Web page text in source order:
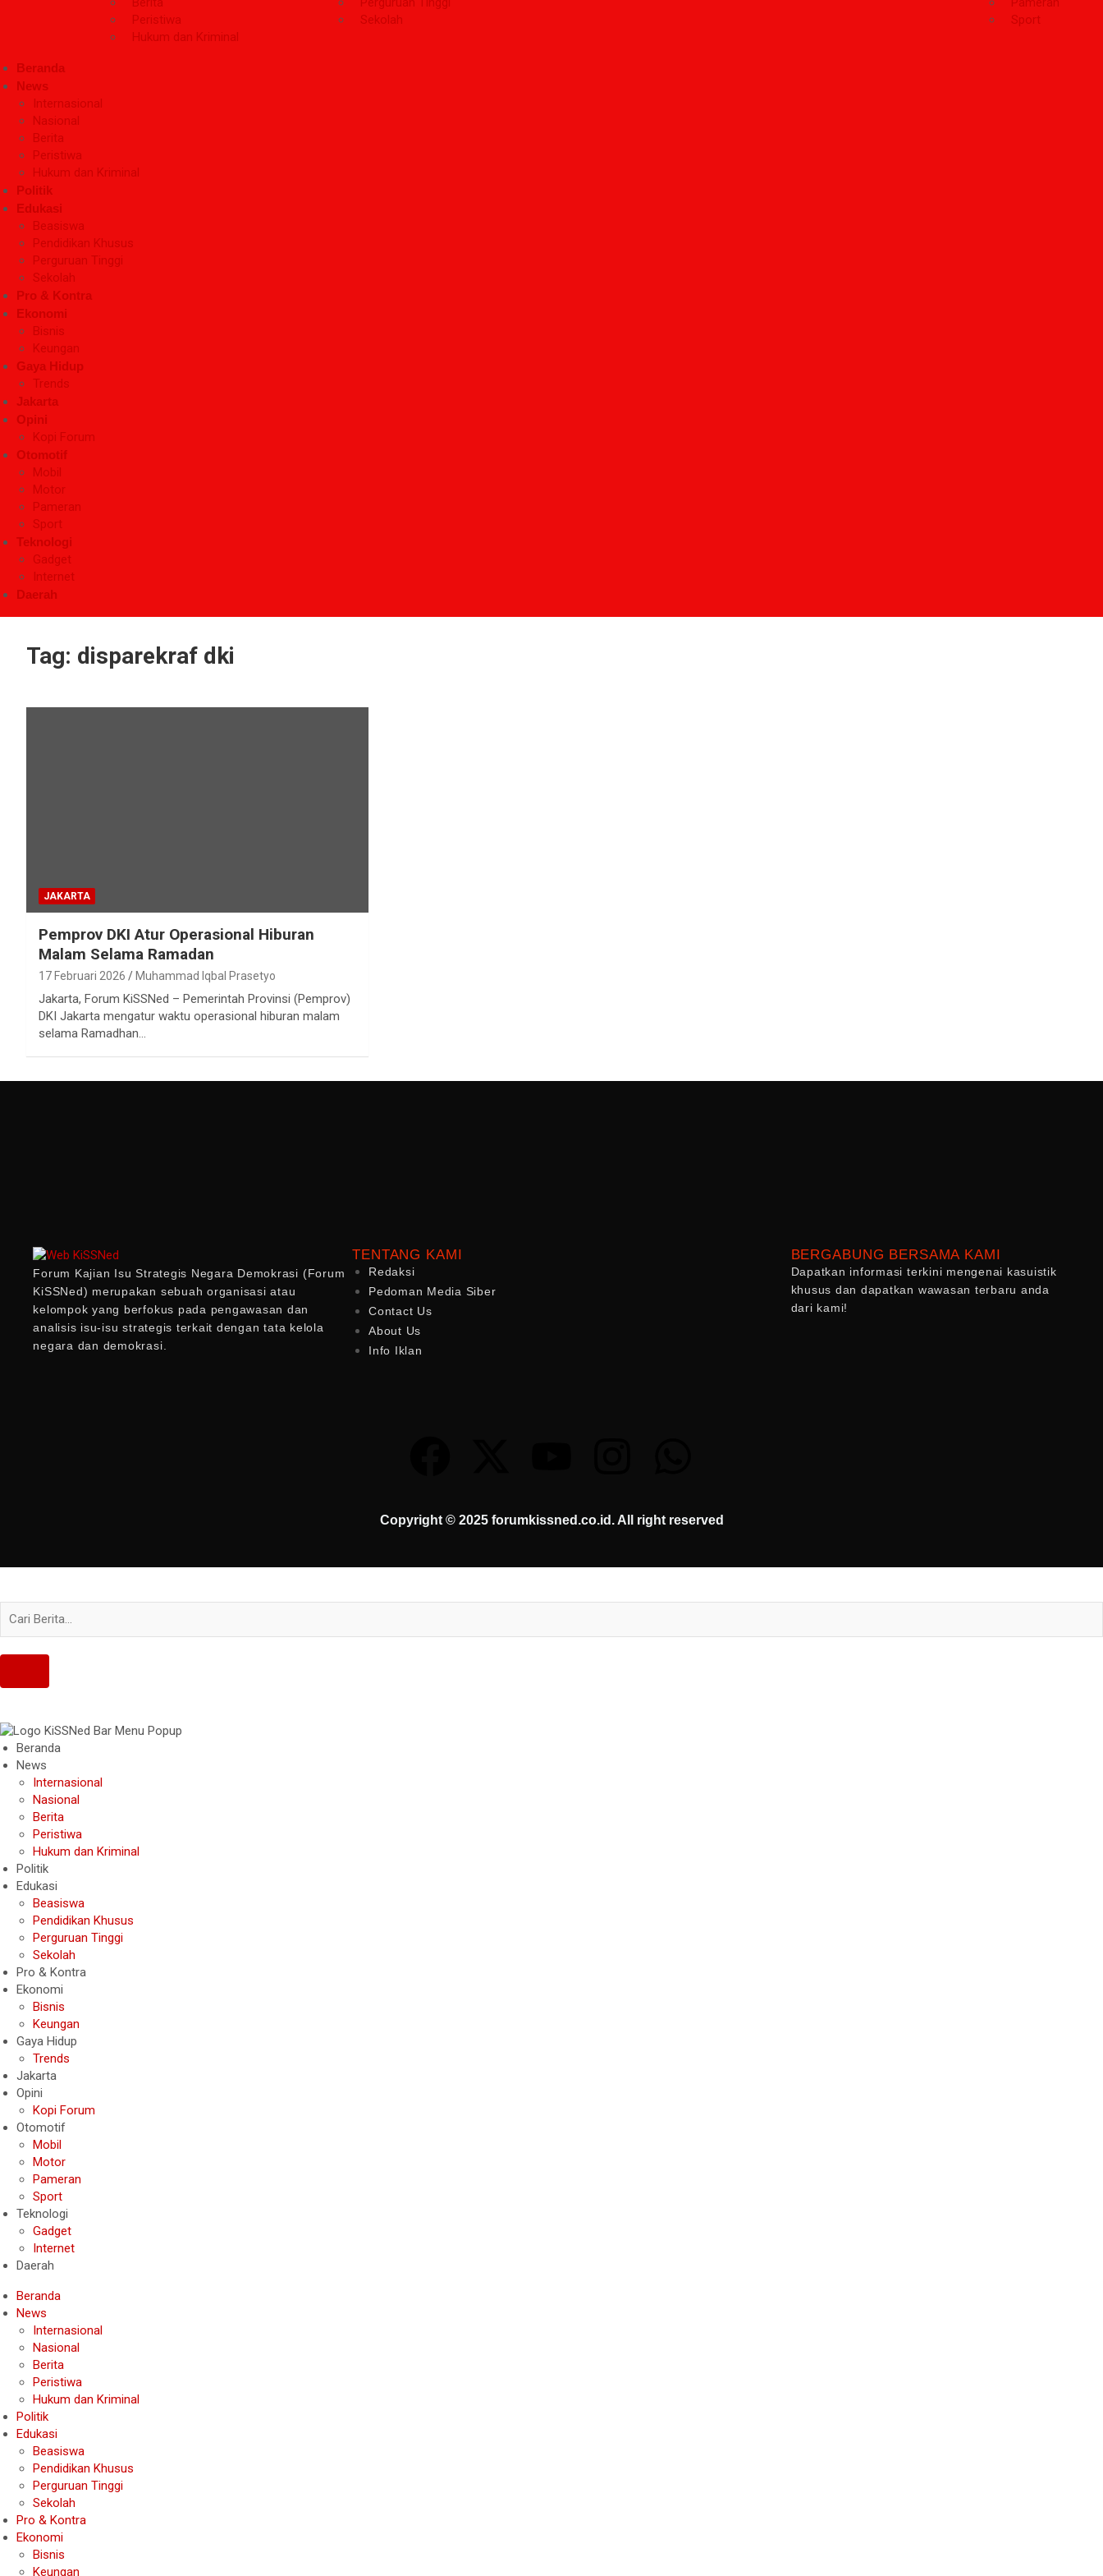
Peristiwa
Hukum dan Kriminal
Sekolah
Sport
Beranda
News
Internasional
Nasional
Berita
Peristiwa
Hukum dan Kriminal
Politik
Edukasi
Beasiswa
Pendidikan Khusus
Perguruan Tinggi
Sekolah
Pro & Kontra
Ekonomi
Bisnis
Keungan
Gaya Hidup
Trends
Jakarta
Opini
Kopi Forum
Otomotif
Mobil
Motor
Pameran
Sport
Teknologi
Gadget
Internet
Daerah
Tag: disparekraf dki
JAKARTA
Pemprov DKI Atur Operasional Hiburan
Malam Selama Ramadan
17 Februari 2026 Muhammad Iqbal Prasetyo
Jakarta, Forum KiSSNed – Pemerintah Provinsi (Pemprov)
DKI Jakarta mengatur waktu operasional hiburan malam
selama Ramadhan…
Forum Kajian Isu Strategis Negara Demokrasi (Forum
KiSSNed) merupakan sebuah organisasi atau
kelompok yang berfokus pada pengawasan dan
analisis isu-isu strategis terkait dengan tata kelola
negara dan demokrasi.
TENTANG KAMI
Redaksi
Pedoman Media Siber
Contact Us
About Us
Info Iklan
BERGABUNG BERSAMA KAMI
Dapatkan informasi terkini mengenai kasuistik
khusus dan dapatkan wawasan terbaru anda
dari kami!
Copyright © 2025 forumkissned.co.id. All right reserved
Beranda
News
Internasional
Nasional
Berita
Peristiwa
Hukum dan Kriminal
Politik
Edukasi
Beasiswa
Pendidikan Khusus
Perguruan Tinggi
Sekolah
Pro & Kontra
Ekonomi
Bisnis
Keungan
Gaya Hidup
Trends
Jakarta
Opini
Kopi Forum
Otomotif
Mobil
Motor
Pameran
Sport
Teknologi
Gadget
Internet
Daerah
Beranda
News
Internasional
Nasional
Berita
Peristiwa
Hukum dan Kriminal
Politik
Edukasi
Beasiswa
Pendidikan Khusus
Perguruan Tinggi
Sekolah
Pro & Kontra
Ekonomi
Bisnis
Keungan